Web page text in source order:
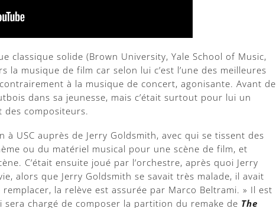
classique solide (Brown University, Yale School of Music,
musique de film car selon lui c’est l’une des meilleures
à la musique de concert, agonisante. Avant de
dans sa jeunesse, mais c’était surtout pour lui un
des compositeurs.
USC auprès de Jerry Goldsmith, avec qui se tissent des
ou du matériel musical pour une scène de film, et
C’était ensuite joué par l’orchestre, après quoi Jerry
alors que Jerry Goldsmith se savait très malade, il avait
la relève est assurée par Marco Beltrami. » Il est
chargé de composer la partition du remake de The